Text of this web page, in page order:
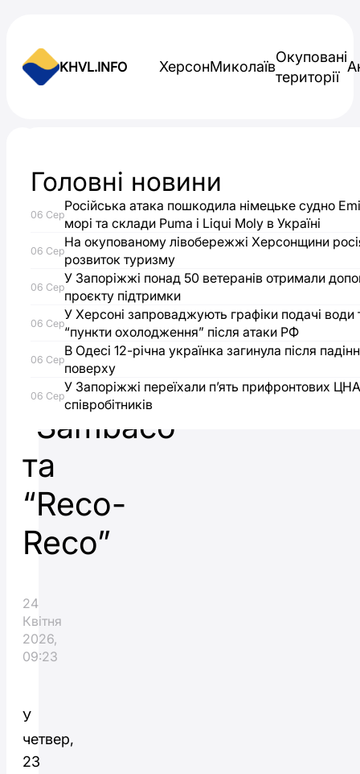
KHVL.INFO ХерсонМиколаїв
Окуповані
території
У
Миколаєві
виступили
ансамблі
ударних
інструментів
“Sambaco”
та
“Reco-
Reco”
24
Квітня
2026,
09:23
У
четвер,
23
Головні новини
06 Сер
Російська атака пошкодила німецьке судно
морі та склади Puma і Liqui Moly в Україні
06 Сер
На окупованому лівобережжі Херсонщини
розвиток туризму
06 Сер
У Запоріжжі понад 50 ветеранів отримали
проєкту підтримки
06 Сер
У Херсоні запроваджують графіки подачі води
“пункти охолодження” після атаки РФ
06 Сер
В Одесі 12-річна українка загинула після
поверху
06 Сер
У Запоріжжі переїхали п’ять прифронтових
співробітників